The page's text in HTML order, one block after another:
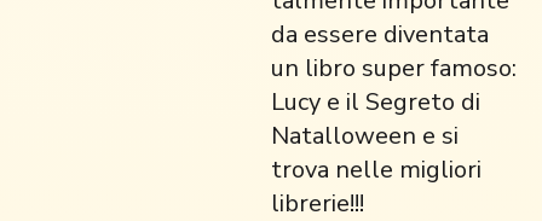
da essere diventata
un libro super famoso:
Lucy e il Segreto di
Natalloween e si
trova nelle migliori
librerie!!!